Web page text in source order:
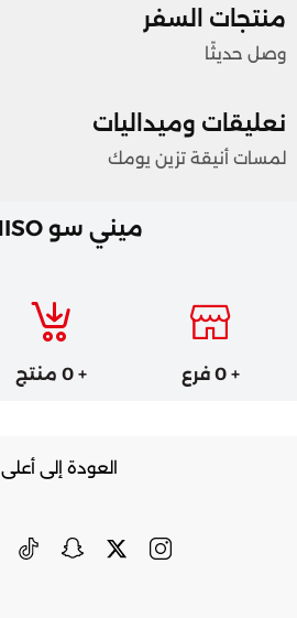
منتجات السفر
وصل حديثًا
نعليقات وميداليات
لمسات أنيقة تزين يومك
ميني سو MINISO
+ 0 فرع + 0 منتج
العودة إلى أعلى